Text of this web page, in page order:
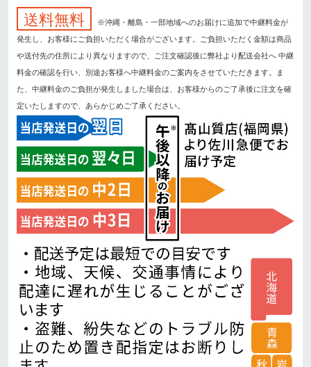
送料無料
※沖縄・離島・一部地域へのお届けに追加で中継料金が
発生し、お客様にご負担いただく場合がございます。ご負担いただく金額は商品
や送付先の住所により異なりますので、ご注文確認後に弊社より配送会社へ 中継
料金の確認を行い、別途お客様へ中継料金のご案内をさせていただきます。ま
た、中継料金のご負担が発生しました場合は、お客様からのご了承後に注文を確
定いたしますので、あらかじめご了承ください。